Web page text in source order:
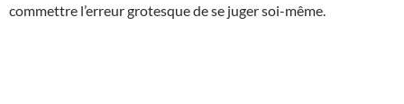
commettre l’erreur grotesque de se juger soi-même.